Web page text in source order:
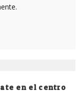
en el centro